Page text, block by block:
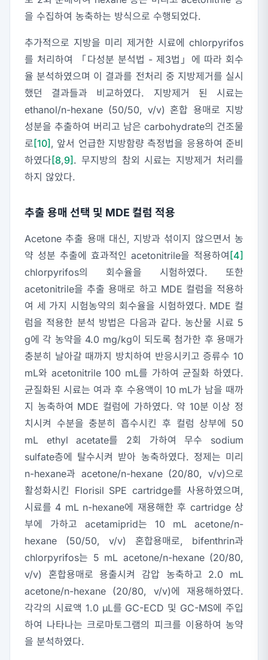
을 수집하여 농축하는 방식으로 수행되었다.
추가적으로 지방을 미리 제거한 시료에 chlorpyrifos
를 처리하여 「다성분 분석법 - 제3법」에 따라 회수
율 분석하였으며 이 결과를 전처리 중 지방제거를 실시
했던 결과들과 비교하였다. 지방제거 된 시료는
ethanol/n-hexane (50/50, v/v) 혼합 용매로 지방
성분을 추출하여 버리고 남은 carbohydrate의 건조물
로 [10] , 앞서 언급한 지방함량 측정법을 응용하여 준비
하였다[8,9] . 무지방의 참외 시료는 지방제거 처리를
하지 않았다.
추출 용매 선택 및 MDE 컬럼 적용
Acetone 추출 용매 대신, 지방과 섞이지 않으면서 농
약 성분 추출에 효과적인 acetonitrile을 적용하여 [4]
chlorpyrifos의 회수율을 시험하였다. 또한
acetonitrile을 추출 용매로 하고 MDE 컬럼을 적용하
여 세 가지 시험농약의 회수율을 시험하였다. MDE 컬
럼을 적용한 분석 방법은 다음과 같다. 농산물 시료 5
g에 각 농약을 4.0 mg/kg이 되도록 첨가한 후 용매가
충분히 날아갈 때까지 방치하여 반응시키고 증류수 10
mL와 acetonitrile 100 mL를 가하여 균질화 하였다.
균질화된 시료는 여과 후 수용액이 10 mL가 남을 때까
지 농축하여 MDE 컬럼에 가하였다. 약 10분 이상 정
치시켜 수분을 충분히 흡수시킨 후 컬럼 상부에 50
mL ethyl acetate를 2회 가하여 무수 sodium
sulfate층에 탈수시켜 받아 농축하였다. 정제는 미리
n-hexane과 acetone/n-hexane (20/80, v/v)으로
활성화시킨 Florisil SPE cartridge를 사용하였으며,
시료를 4 mL n-hexane에 재용해한 후 cartridge 상
부에 가하고 acetamiprid는 10 mL acetone/n-
hexane (50/50, v/v) 혼합용매로, bifenthrin과
chlorpyrifos는 5 mL acetone/n-hexane (20/80,
v/v) 혼합용매로 용출시켜 감압 농축하고 2.0 mL
acetone/n-hexane (20/80, v/v)에 재용해하였다.
각각의 시료액 1.0 μL를 GC-ECD 및 GC-MS에 주입
하여 나타나는 크로마토그램의 피크를 이용하여 농약
을 분석하였다.